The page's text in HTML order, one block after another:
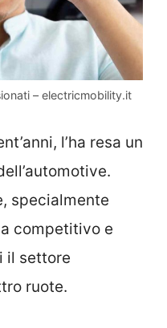
– electricmobility.it
l’ha resa un
specialmente
competitivo e
il settore
ruote.